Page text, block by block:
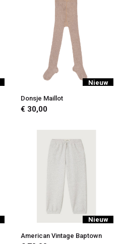
Nieuw
Donsje Maillot
€ 30,00
Nieuw
American Vintage Baptown